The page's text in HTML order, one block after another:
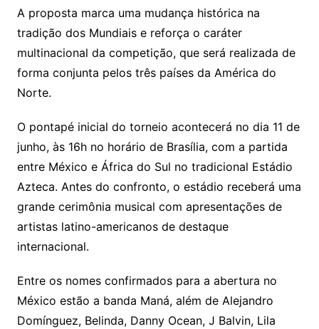
A proposta marca uma mudança histórica na
tradição dos Mundiais e reforça o caráter
multinacional da competição, que será realizada de
forma conjunta pelos três países da América do
Norte.
O pontapé inicial do torneio acontecerá no dia 11 de
junho, às 16h no horário de Brasília, com a partida
entre México e África do Sul no tradicional Estádio
Azteca. Antes do confronto, o estádio receberá uma
grande cerimônia musical com apresentações de
artistas latino-americanos de destaque
internacional.
Entre os nomes confirmados para a abertura no
México estão a banda Maná, além de Alejandro
Domínguez, Belinda, Danny Ocean, J Balvin, Lila